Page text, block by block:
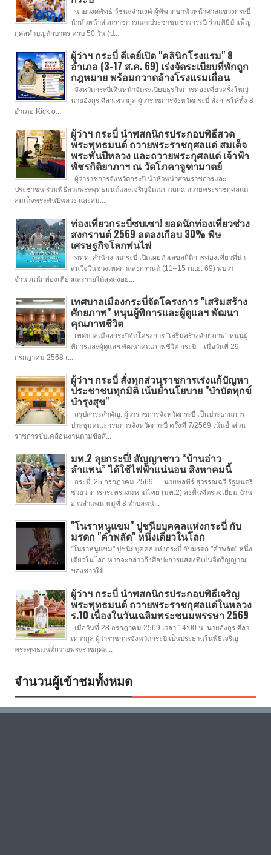
นายวงศพัทธ์ วัชนะจำนงค์ ผู้พิพากษาหัวหน้าศาลแขวงกระบี่
นำหัวหน้าส่วนราชการและประชาชนชาวกระบี่ ร่วมพิธีบำเพ็ญ
กุศลทำบุญตักบาตร ครบ 50 วัน (ป...
ผู้ว่าฯ กระบี่ ดีเดย์เปิด "คลินิกโรงแรม" 8
อำเภอ (3-17 ส.ค. 69) เร่งจัดระเบียบที่พักถูก
กฎหมาย พร้อมกวาดล้างโรงแรมเถื่อน
จังหวัดกระบี่เดินหน้าจัดระเบียบธุรกิจการท่องเที่ยวครั้งใหญ่
นายอังกูร ศีลาเทวากูล ผู้ว่าราชการจังหวัดกระบี่ สั่งการให้ทั้ง 8
อำเภอ Kick o...
ผู้ว่าฯ กระบี่ นำพสกนิกรประกอบพิธีสวด
พระพุทธมนต์ ถวายพระราชกุศลแด่ สมเด็จ
พระพันปีหลวง และถวายพระกุศลแด่ เจ้าฟ้า
พัชรกิติยาภาฯ ณ วัดโภคาจูฑามาตย์
ผู้ว่าราชการจังหวัดกระบี่ นำหัวหน้าส่วนราชการและ
ประชาชน ร่วมพิธีสวดพระพุทธมนต์และเจริญจิตตภาวuna ถวายพระราชกุศลแด่
สมเด็จพระพันปีหลวง และสม...
ท่องเที่ยวกระบี่ซบเซา! ยอดนักท่องเที่ยวช่วง
สงกรานต์ 2569 ลดลงเกือบ 30% พิษ
เศรษฐกิจโลกพ่นไฟ
ททท. สำนักงานกระบี่ เปิดเผยตัวเลขสถิติการท่องเที่ยวที่น่า
สนใจในช่วงเทศกาลสงกรานต์ (11–15 เม.ย. 69) พบว่า
จำนวนนักท่องเที่ยวและรายได้ลดลงอย...
เทศบาลเมืองกระบี่จัดโครงการ "เสริมสร้าง
ศักยภาพ" หนุนผู้พิการและผู้ดูแลฯ พัฒนา
คุณภาพชีวิต
เทศบาลเมืองกระบี่จัดโครงการ "เสริมสร้างศักยภาพ" หนุนผู้
พิการและผู้ดูแลฯ พัฒนาคุณภาพชีวิต กระบี่ – เมื่อวันที่ 29
กรกฎาคม 2568 เ...
ผู้ว่าฯ กระบี่ สั่งทุกส่วนราชการเร่งแก้ปัญหา
ประชาชนทุกมิติ เน้นย้ำนโยบาย "บำบัดทุกข์
บำรุงสุข"
สรุปสาระสำคัญ: ผู้ว่าราชการจังหวัดกระบี่ เป็นประธานการ
ประชุมคณะกรมการจังหวัดกระบี่ ครั้งที่ 7/2569 เน้นย้ำส่วน
ราชการขับเคลื่อนงานตามข้อสั...
มท.2 ลุยกระบี่! สัญญาชาว “บ้านอ่าว
ลำแพน” ได้ใช้ไฟฟ้าแน่นอน สิงหาคมนี้
กระบี่, 25 กรกฎาคม 2569 — นายพลพีร์ สุวรรณฉวี รัฐมนตรี
ช่วยว่าการกระทรวงมหาดไทย (มท.2) ลงพื้นที่ตรวจเยี่ยม บ้าน
อ่าวลำแพน หมู่ที่ 8 ตำบลหน้...
"โนราหนูแขม" ปูชนียบุคคลแห่งกระบี่ กับ
มรดก "คำพลัด" หนึ่งเดียวในโลก
"โนราหนูแขม" ปูชนียบุคคลแห่งกระบี่ กับมรดก "คำพลัด" หนึ่ง
เดียวในโลก หากจะกล่าวถึงศิลปะการแสดงที่เป็นจิตวิญญาณ
ของชาวใต้ ...
ผู้ว่าฯ กระบี่ นำพสกนิกรประกอบพิธีเจริญ
พระพุทธมนต์ ถวายพระราชกุศลแด่ในหลวง
ร.10 เนื่องในวันเฉลิมพระชนมพรรษา 2569
เมื่อวันที่ 28 กรกฎาคม 2569 เวลา 14:00 น. นายอังกูร ศีลา
เทวากูล ผู้ว่าราชการจังหวัดกระบี่ เป็นประธานในพิธีเจริญ
พระพุทธมนต์ถวายพระราชกุศล...
จำนวนผู้เข้าชมทั้งหมด